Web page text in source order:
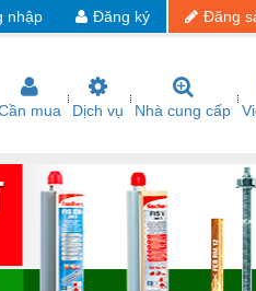
Đăng
Đăng ký
nhập
mua Dịch vụ Nhà cung cấp